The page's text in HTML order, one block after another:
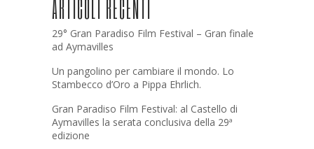
ARTICOLI RECENTI
29° Gran Paradiso Film Festival – Gran finale
ad Aymavilles
Un pangolino per cambiare il mondo. Lo
Stambecco d’Oro a Pippa Ehrlich.
Gran Paradiso Film Festival: al Castello di
Aymavilles la serata conclusiva della 29ª
edizione